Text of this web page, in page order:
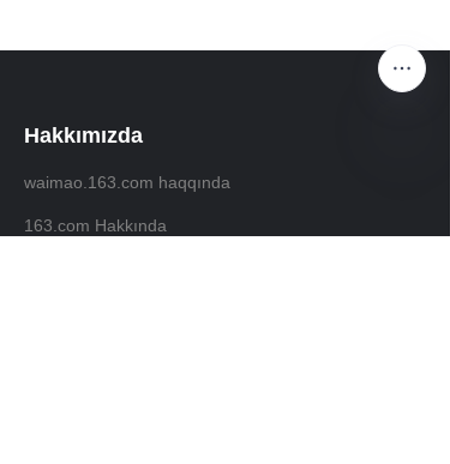
Hakkımızda
waimao.163.com haqqında
163.com Hakkında
TR